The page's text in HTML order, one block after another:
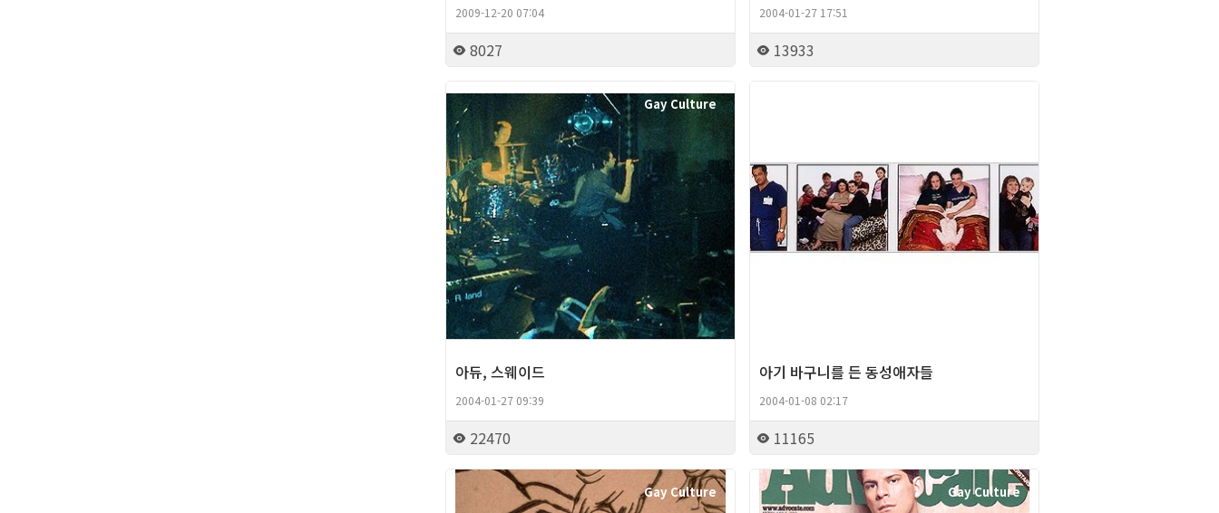
2009-12-20 07:04
8027
2004-01-27 17:51
13933
Gay Culture
아듀, 스웨이드
2004-01-27 09:39
22470
아기 바구니를 든 동성애자들
2004-01-08 02:17
11165
Gay Culture Gay Culture